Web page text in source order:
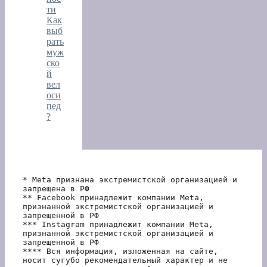
ти
Как
выб
рать
муж
ско
й
вел
оси
пед
?
* Meta признана экстремистской организацией и
запрещена в РФ
** Facebook принадлежит компании Meta,
признанной экстремистской организацией и
запрещенной в РФ
*** Instagram принадлежит компании Meta,
признанной экстремистской организацией и
запрещенной в РФ
**** Вся информация, изложенная на сайте,
носит сугубо рекомендательный характер и не